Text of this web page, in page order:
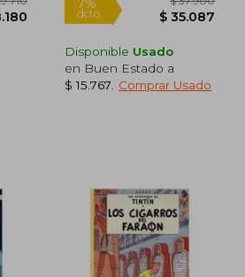
Disponible Usado
en Buen Estado a
$ 15.767
Comprar Usado